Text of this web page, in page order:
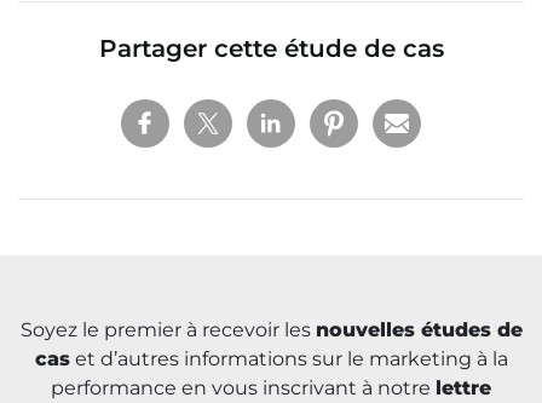
Partager cette étude de cas
Soyez le premier à recevoir les nouvelles études de
caset d’autres informations sur le marketing à la
performance en vous inscrivant à notre lettre